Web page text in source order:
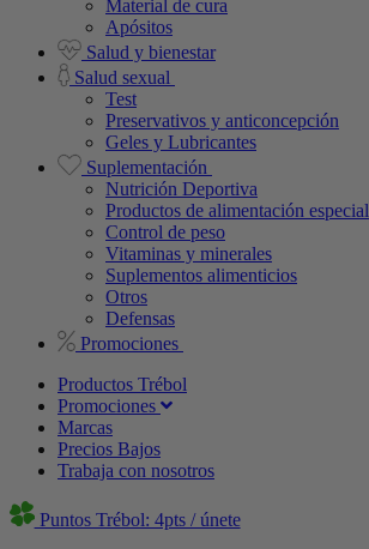
Material de cura
Apósitos
Salud y bienestar
Salud sexual
Test
Preservativos y anticoncepción
Geles y Lubricantes
Suplementación
Nutrición Deportiva
Productos de alimentación especial
Control de peso
Vitaminas y minerales
Suplementos alimenticios
Otros
Defensas
Promociones
Productos Trébol
Promociones
Marcas
Precios Bajos
Trabaja con nosotros
Puntos Trébol: 4pts / únete